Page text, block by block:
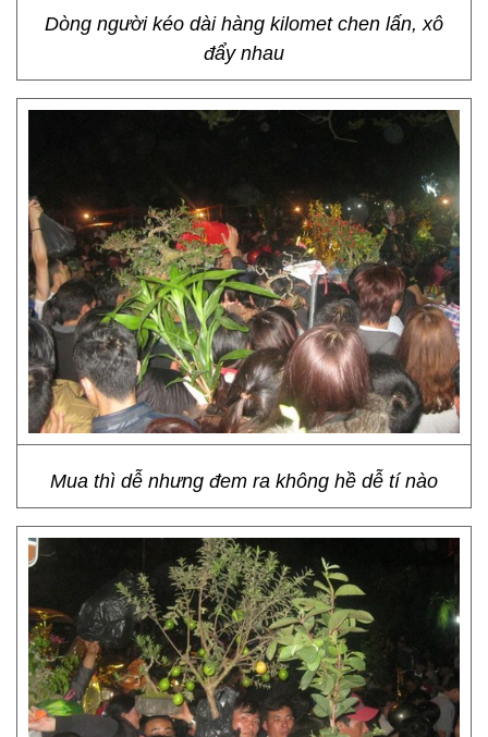
Dòng người kéo dài hàng kilomet chen lấn, xô
đẩy nhau
Mua thì dễ nhưng đem ra không hề dễ tí nào